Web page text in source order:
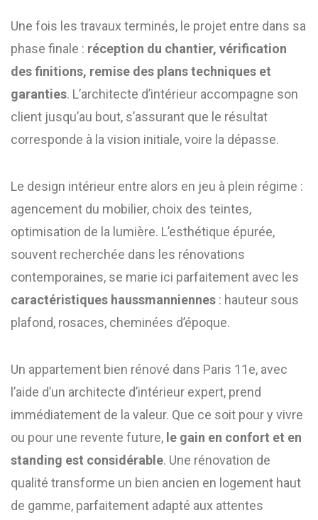
Une fois les travaux terminés, le projet entre dans sa
phase finale : réception du chantier, vérification
des finitions, remise des plans techniques et
garanties. L’architecte d’intérieur accompagne son
client jusqu’au bout, s’assurant que le résultat
corresponde à la vision initiale, voire la dépasse.
Le design intérieur entre alors en jeu à plein régime :
agencement du mobilier, choix des teintes,
optimisation de la lumière. L’esthétique épurée,
souvent recherchée dans les rénovations
contemporaines, se marie ici parfaitement avec les
caractéristiques haussmanniennes : hauteur sous
plafond, rosaces, cheminées d’époque.
Un appartement bien rénové dans Paris 11e, avec
l’aide d’un architecte d’intérieur expert, prend
immédiatement de la valeur. Que ce soit pour y vivre
ou pour une revente future, le gain en confort et en
standing est considérable. Une rénovation de
qualité transforme un bien ancien en logement haut
de gamme, parfaitement adapté aux attentes